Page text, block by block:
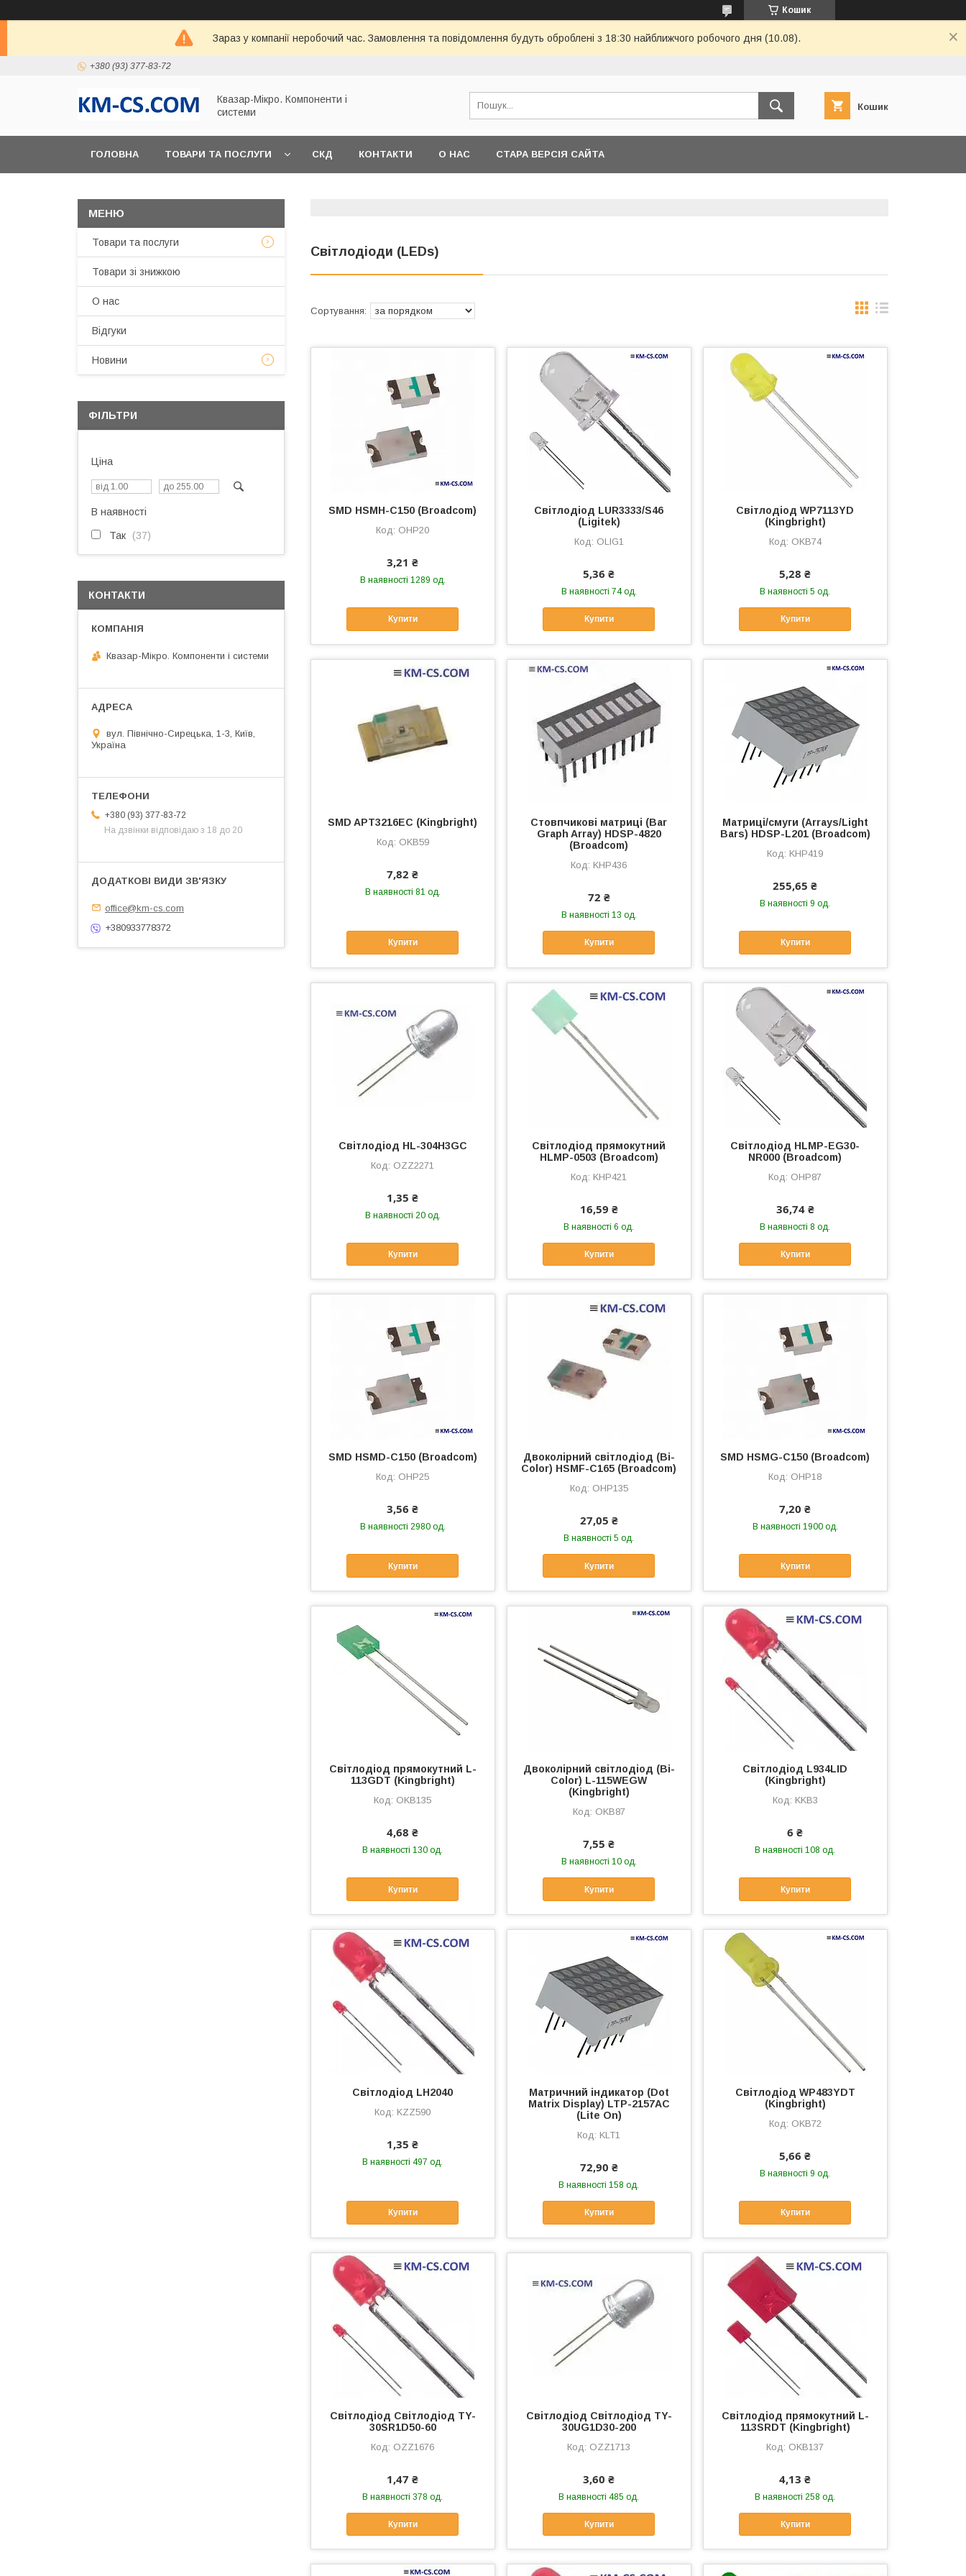
Кошик
Зараз у компанії неробочий час. Замовлення та повідомлення будуть оброблені з 18:30 найближчого робочого дня (10.08).
+380 (93) 377-83-72
Квазар-Мікро. Компоненти і
системи
Кошик
ГОЛОВНА ТОВАРИ ТА ПОСЛУГИ СКД КОНТАКТИ О НАС СТАРА ВЕРСІЯ САЙТА
Світлодіоди (LEDs)
SMD HSMH-C150 (Broadcom)
OHP20
3,21 ₴
В наявності 1289 од.
Купити
Світлодіод LUR3333/S46
(Ligitek)
OLIG1
5,36 ₴
В наявності 74 од.
Купити
Світлодіод WP7113YD
(Kingbright)
OKB74
5,28 ₴
В наявності 5 од.
Купити
SMD APT3216EC (Kingbright)
OKB59
7,82 ₴
В наявності 81 од.
Купити
Стовпчикові матриці (Bar
Graph Array) HDSP-4820
(Broadcom)
KHP436
72 ₴
В наявності 13 од.
Купити
Матриці/смуги (Arrays/Light
Bars) HDSP-L201 (Broadcom)
KHP419
255,65 ₴
В наявності 9 од.
Купити
Світлодіод HL-304H3GC
OZZ2271
1,35 ₴
В наявності 20 од.
Купити
Світлодіод прямокутний
HLMP-0503 (Broadcom)
KHP421
16,59 ₴
В наявності 6 од.
Купити
Світлодіод HLMP-EG30-
NR000 (Broadcom)
OHP87
36,74 ₴
В наявності 8 од.
Купити
SMD HSMD-C150 (Broadcom)
OHP25
3,56 ₴
В наявності 2980 од.
Купити
Двоколірний світлодіод (Bi-
Color) HSMF-C165 (Broadcom)
OHP135
27,05 ₴
В наявності 5 од.
Купити
SMD HSMG-C150 (Broadcom)
OHP18
7,20 ₴
В наявності 1900 од.
Купити
Світлодіод прямокутний L-
113GDT (Kingbright)
OKB135
4,68 ₴
В наявності 130 од.
Купити
Двоколірний світлодіод (Bi-
Color) L-115WEGW
(Kingbright)
OKB87
7,55 ₴
В наявності 10 од.
Купити
Світлодіод L934LID
(Kingbright)
KKB3
6 ₴
В наявності 108 од.
Купити
Світлодіод LH2040
KZZ590
1,35 ₴
В наявності 497 од.
Купити
Матричний індикатор (Dot
Matrix Display) LTP-2157AC
(Lite On)
KLT1
72,90 ₴
В наявності 158 од.
Купити
Світлодіод WP483YDT
(Kingbright)
OKB72
5,66 ₴
В наявності 9 од.
Купити
Світлодіод Світлодіод TY-
30SR1D50-60
OZZ1676
1,47 ₴
В наявності 378 од.
Купити
Світлодіод Світлодіод TY-
30UG1D30-200
OZZ1713
3,60 ₴
В наявності 485 од.
Купити
Світлодіод прямокутний L-
113SRDT (Kingbright)
OKB137
4,13 ₴
В наявності 258 од.
Купити
Товари та послуги
Товари зі знижкою
О нас
Відгуки
Новини
ФІЛЬТРИ
Ціна
В наявності
Так 37
КОНТАКТИ
Квазар-Мікро. Компоненти і системи
вул. Північно-Сирецька, 1-3, Київ,
Україна
+380 (93) 377-83-72
На дзвінки відповідаю з 18 до 20
office@km-cs.com
+380933778372